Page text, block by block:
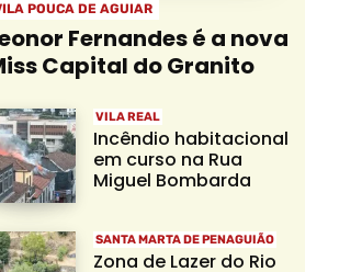
POUCA DE AGUIAR
Fernandes é a nova
Capital do Granito
VILA REAL
Incêndio habitacional
em curso na Rua
Miguel Bombarda
SANTA MARTA DE PENAGUIÃO
Zona de Lazer do Rio